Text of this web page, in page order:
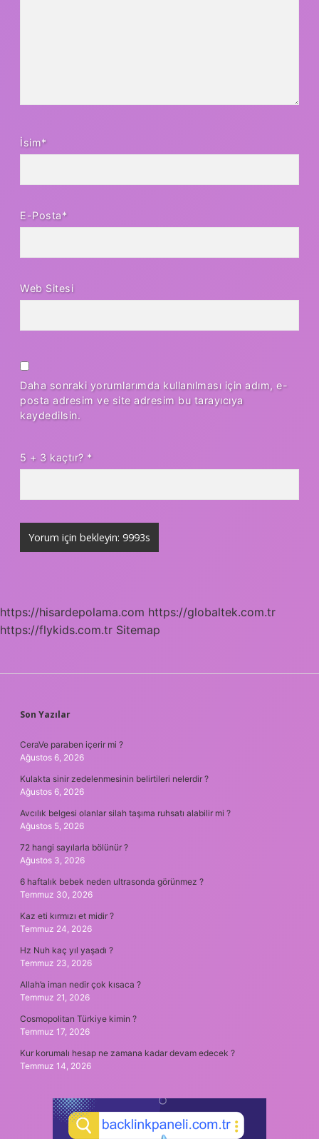
İsim*
E-Posta*
Web Sitesi
Daha sonraki yorumlarımda kullanılması için adım, e-
posta adresim ve site adresim bu tarayıcıya
kaydedilsin.
5 + 3 kaçtır? *
https://hisardepolama.com https://globaltek.com.tr
https://flykids.com.tr Sitemap
SIDEBAR
Son Yazılar
CeraVe paraben içerir mi ?
Ağustos 6, 2026
Kulakta sinir zedelenmesinin belirtileri nelerdir ?
Ağustos 6, 2026
Avcılık belgesi olanlar silah taşıma ruhsatı alabilir mi ?
Ağustos 5, 2026
72 hangi sayılarla bölünür ?
Ağustos 3, 2026
6 haftalık bebek neden ultrasonda görünmez ?
Temmuz 30, 2026
Kaz eti kırmızı et midir ?
Temmuz 24, 2026
Hz Nuh kaç yıl yaşadı ?
Temmuz 23, 2026
Allah’a iman nedir çok kısaca ?
Temmuz 21, 2026
Cosmopolitan Türkiye kimin ?
Temmuz 17, 2026
Kur korumalı hesap ne zamana kadar devam edecek ?
Temmuz 14, 2026